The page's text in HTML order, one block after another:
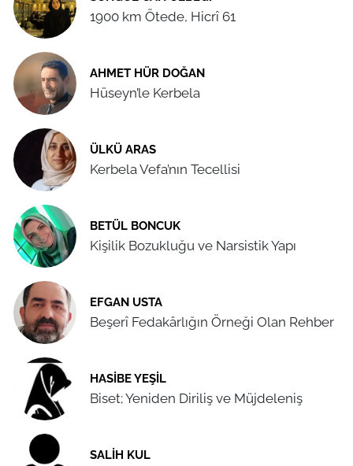
1900 km Ötede, Hicrî 61
AHMET HÜR DOĞAN
Hüseyn’le Kerbela
ÜLKÜ ARAS
Kerbela Vefa’nın Tecellisi
BETÜL BONCUK
Kişilik Bozukluğu ve Narsistik Yapı
EFGAN USTA
Beşerî Fedakârlığın Örneği Olan Rehber
HASIBE YEŞIL
Biset; Yeniden Diriliş ve Müjdeleniş
SALIH KUL